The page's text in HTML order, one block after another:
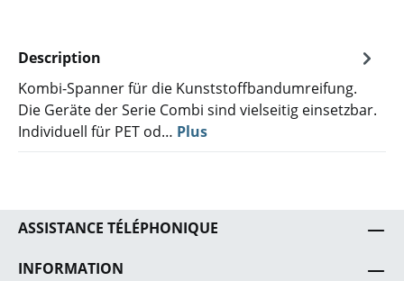
Description
Kombi-Spanner für die Kunststoffbandumreifung.
Die Geräte der Serie Combi sind vielseitig einsetzbar.
Individuell für PET od… Plus
ASSISTANCE TÉLÉPHONIQUE
INFORMATION